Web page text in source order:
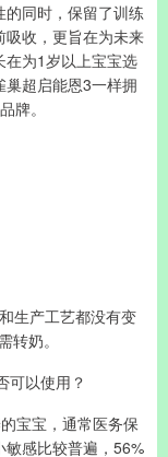
同时，保留了训练
收，更旨在为未来
在为1岁以上宝宝选
超启能恩3一样拥
牌。
生产工艺都没有变
奶。
可以使用？
宝宝，通常医务保
感比较普遍，56%